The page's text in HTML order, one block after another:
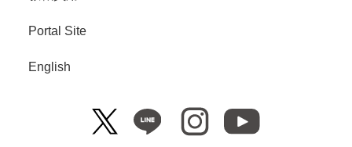
Portal Site
English